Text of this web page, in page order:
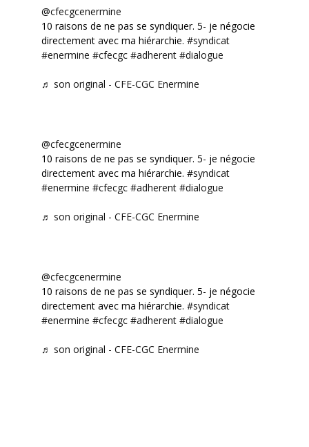
@cfecgcenermine
10 raisons de ne pas se syndiquer. 5- je négocie
directement avec ma hiérarchie. #syndicat
#enermine #cfecgc #adherent #dialogue
♬ son original - CFE-CGC Enermine
@cfecgcenermine
10 raisons de ne pas se syndiquer. 5- je négocie
directement avec ma hiérarchie. #syndicat
#enermine #cfecgc #adherent #dialogue
♬ son original - CFE-CGC Enermine
@cfecgcenermine
10 raisons de ne pas se syndiquer. 5- je négocie
directement avec ma hiérarchie. #syndicat
#enermine #cfecgc #adherent #dialogue
♬ son original - CFE-CGC Enermine